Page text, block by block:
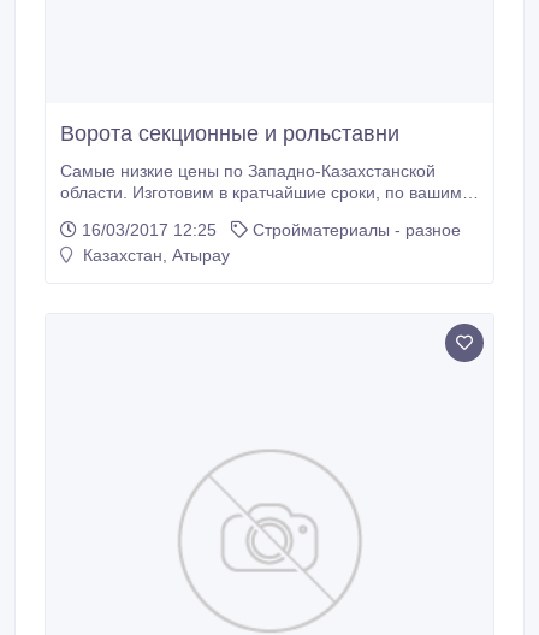
Ворота секционные и рольставни
Самые низкие цены по Западно-Казахстанской
области. Изготовим в кратчайшие сроки, по вашим
индивидуальный..
16/03/2017 12:25
Стройматериалы - разное
Казахстан, Атырау